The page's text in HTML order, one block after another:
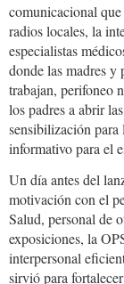
comunicacional
radios locales, la
especialistas
donde las madres y
trabajan, perifoneo
los padres a abrir
sensibilización para
informativo para el
Un día antes del
motivación con el
Salud, personal de
exposiciones, la
interpersonal
sirvió para